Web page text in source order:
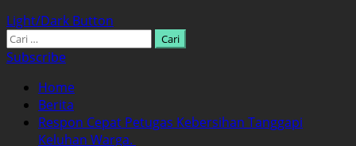
Light/Dark Button
Cari
untuk:
Subscribe
Home
Berita
Respon Cepat Petugas Kebersihan Tanggapi
Keluhan Warga.